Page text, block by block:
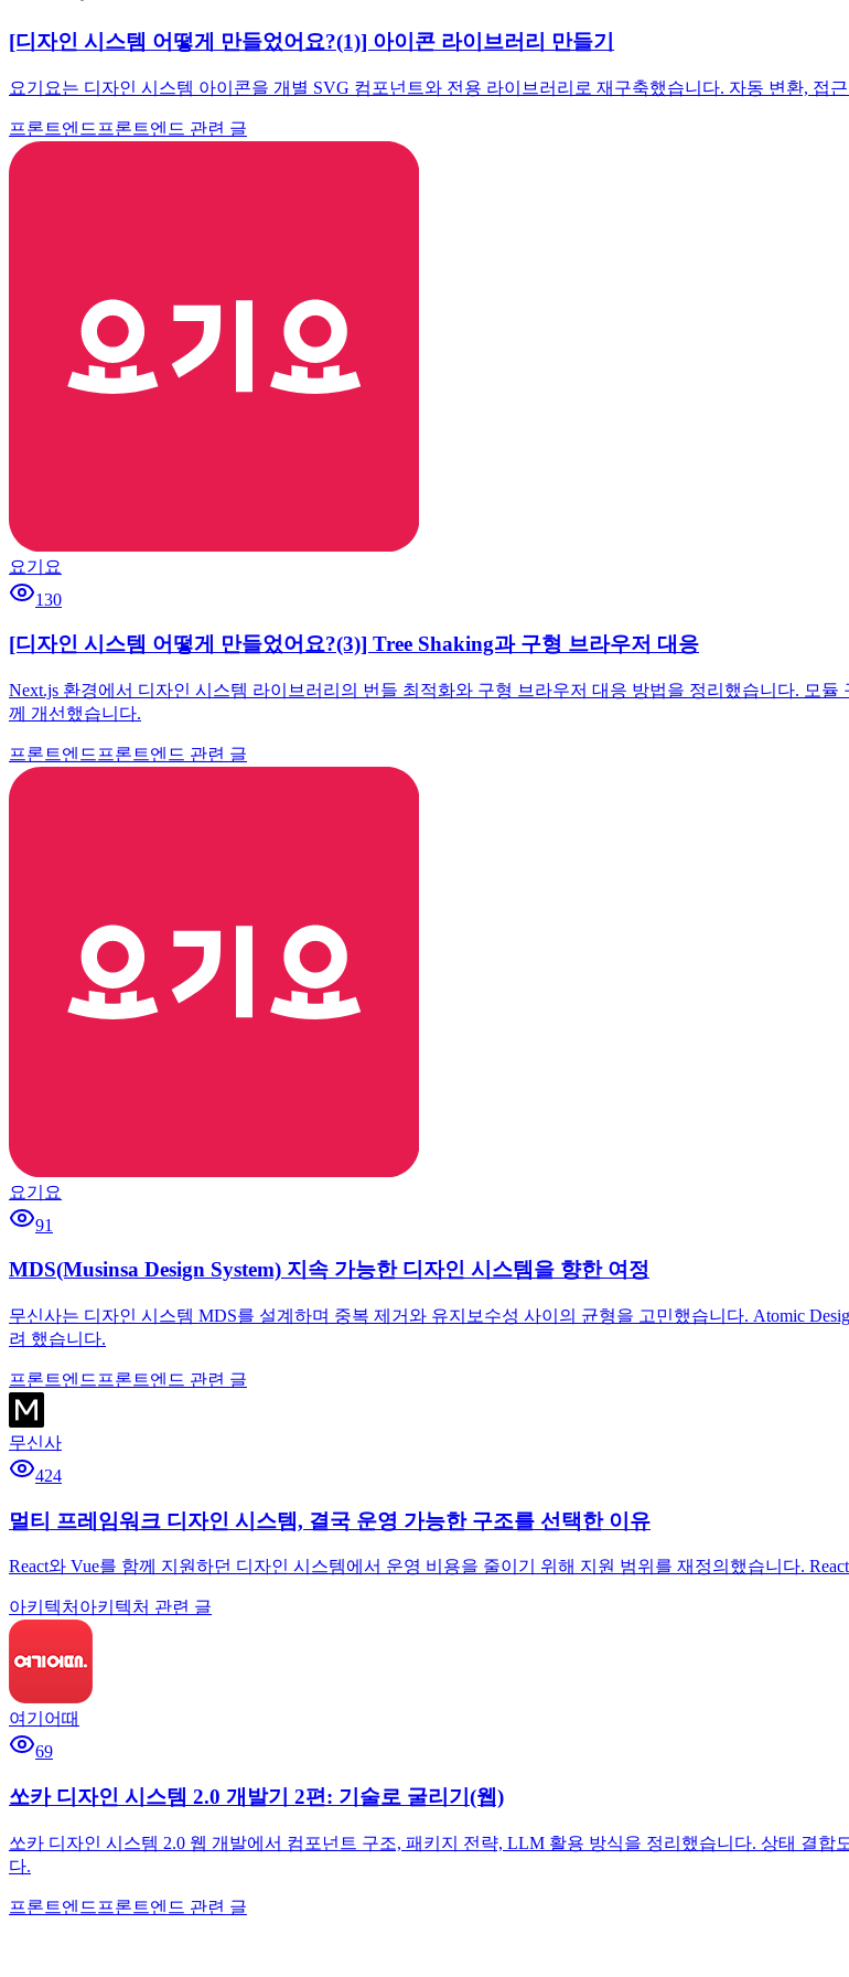
[디자인 시스템 어떻게 만들었어요?(1)] 아이콘 라이브러리 만들기
요기요는 디자인 시스템 아이콘을 개별 SVG 컴포넌트와 전용 라이브러리로 재구축했습니다. 자동 변환, 접
프론트엔드 프론트엔드 관련 글
요기요
130
[디자인 시스템 어떻게 만들었어요?(3)] Tree Shaking과 구형 브라우저 대응
Next.js 환경에서 디자인 시스템 라이브러리의 번들 최적화와 구형 브라우저 대응 방법을 정리했습니다. 모듈
께 개선했습니다.
프론트엔드 프론트엔드 관련 글
요기요
91
MDS(Musinsa Design System) 지속 가능한 디자인 시스템을 향한 여정
무신사는 디자인 시스템 MDS를 설계하며 중복 제거와 유지보수성 사이의 균형을 고민했습니다. Atomic
려 했습니다.
프론트엔드 프론트엔드 관련 글
무신사
424
멀티 프레임워크 디자인 시스템, 결국 운영 가능한 구조를 선택한 이유
React와 Vue를 함께 지원하던 디자인 시스템에서 운영 비용을 줄이기 위해 지원 범위를 재정의했습니다.
아키텍처 아키텍처 관련 글
여기어때
69
쏘카 디자인 시스템 2.0 개발기 2편: 기술로 굴리기(웹)
쏘카 디자인 시스템 2.0 웹 개발에서 컴포넌트 구조, 패키지 전략, LLM 활용 방식을 정리했습니다. 상태 결합
다.
프론트엔드 프론트엔드 관련 글